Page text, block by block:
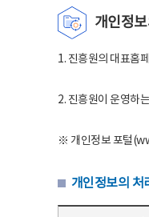
개인정
1. 진흥원의 대표홈
2. 진흥원이 운영하
※ 개인정보 포털
개인정보의 처